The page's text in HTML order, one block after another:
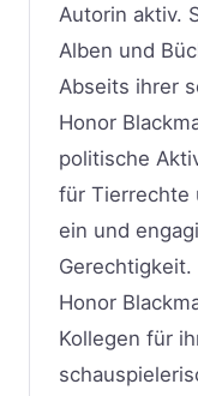
Autorin aktiv.
Alben und
Abseits ihrer
Honor
politische
für Tierrechte
ein und
Gerechtigkeit.
Honor
Kollegen für